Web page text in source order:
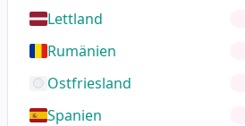
Lettland
Rumänien
Ostfriesland
Spanien